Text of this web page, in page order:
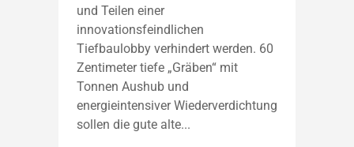
und Teilen einer
innovationsfeindlichen
Tiefbaulobby verhindert werden. 60
Zentimeter tiefe „Gräben“ mit
Tonnen Aushub und
energieintensiver Wiederverdichtung
sollen die gute alte...